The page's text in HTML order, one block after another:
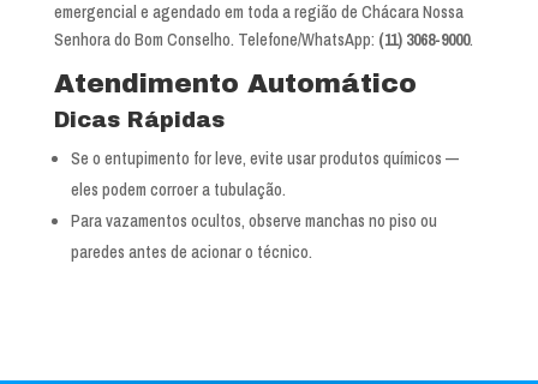
emergencial e agendado em toda a região de Chácara Nossa
Senhora do Bom Conselho. Telefone/WhatsApp: (11) 3068-9000.
Atendimento Automático
Dicas Rápidas
Se o entupimento for leve, evite usar produtos químicos —
eles podem corroer a tubulação.
Para vazamentos ocultos, observe manchas no piso ou
paredes antes de acionar o técnico.